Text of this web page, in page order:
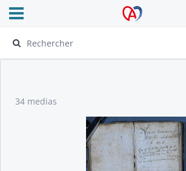
Archives Alsace - Colmar
Ouvrir le menu déroulant
34 medias